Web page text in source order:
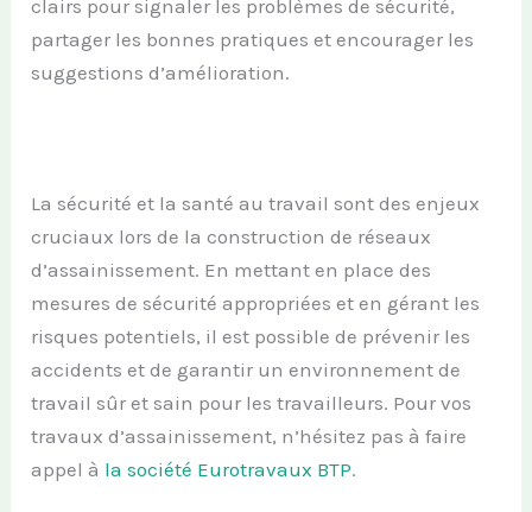
clairs pour signaler les problèmes de sécurité,
partager les bonnes pratiques et encourager les
suggestions d’amélioration.
La sécurité et la santé au travail sont des enjeux
cruciaux lors de la construction de réseaux
d’assainissement. En mettant en place des
mesures de sécurité appropriées et en gérant les
risques potentiels, il est possible de prévenir les
accidents et de garantir un environnement de
travail sûr et sain pour les travailleurs. Pour vos
travaux d’assainissement, n’hésitez pas à faire
appel à la société Eurotravaux BTP.